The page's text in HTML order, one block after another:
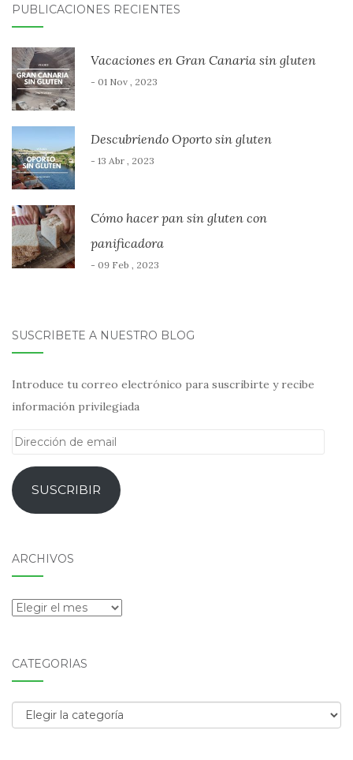
PUBLICACIONES RECIENTES
Vacaciones en Gran Canaria sin gluten
- 01 Nov , 2023
Descubriendo Oporto sin gluten
- 13 Abr , 2023
Cómo hacer pan sin gluten con
panificadora
- 09 Feb , 2023
SUSCRÍBETE A NUESTRO BLOG
Introduce tu correo electrónico para suscribirte y recibe
información privilegiada
Dirección
emailSUSCRIBIR
ARCHIVOS
Archivos
CATEGORÍAS
Categorías